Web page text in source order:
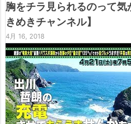
胸をチラ見られるのって気
きめきチャンネル】
4月 16, 2018